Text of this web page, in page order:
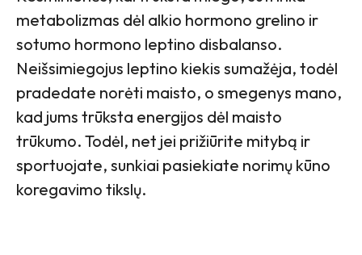
metabolizmas dėl alkio hormono grelino ir
sotumo hormono leptino disbalanso.
Neišsimiegojus leptino kiekis sumažėja, todėl
pradedate norėti maisto, o smegenys mano,
kad jums trūksta energijos dėl maisto
trūkumo. Todėl, net jei prižiūrite mitybą ir
sportuojate, sunkiai pasiekiate norimų kūno
koregavimo tikslų.